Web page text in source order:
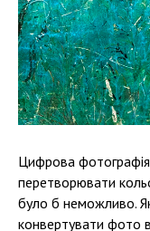
Цифрова
перетворювати
було б неможливо.
конвертувати фото